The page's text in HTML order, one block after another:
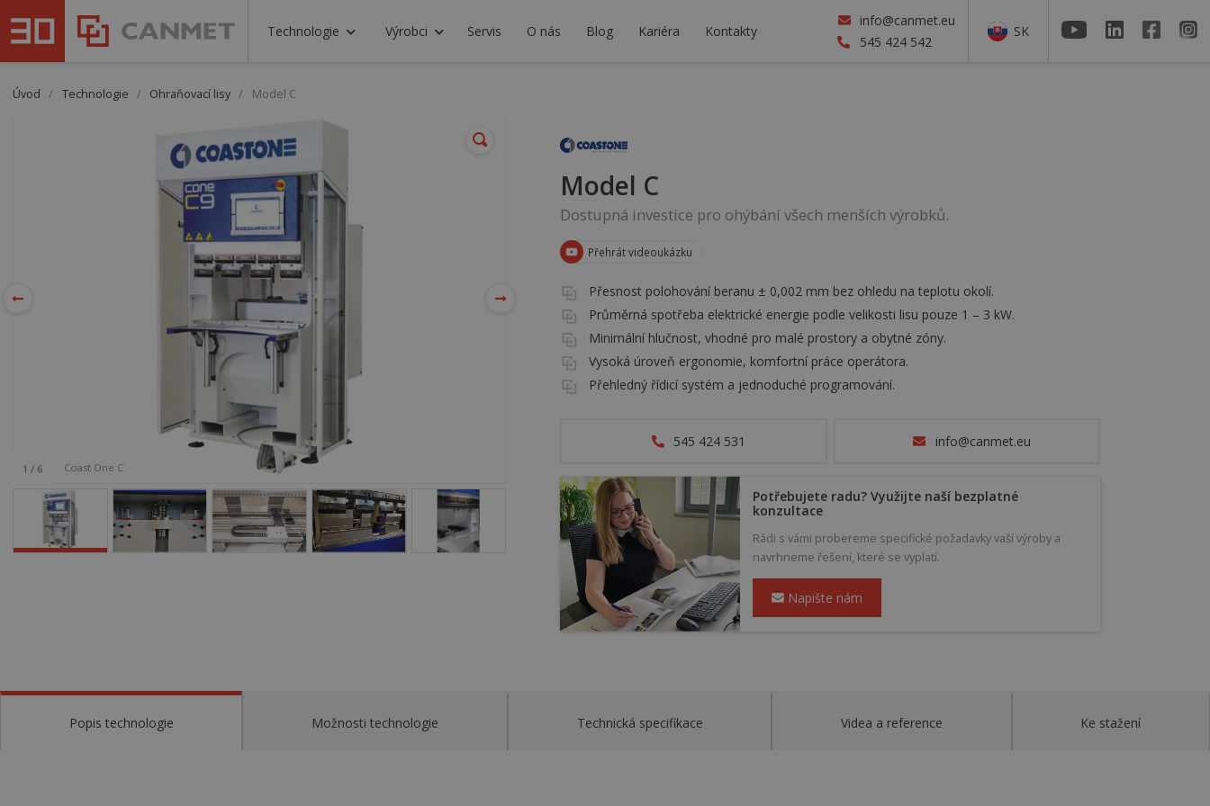
Technologie Výrobci Servis O nás Blog Kariéra Kontakty
info@canmet.eu
545 424 542
SK
Úvod / Technologie / Ohraňovací lisy / Model C
1 / 6 Coast One C
Model C
Dostupná investice pro ohýbání všech menších výrobků.
Přehrát videoukázku
Přesnost polohování beranu ± 0,002 mm bez ohledu na teplotu okolí.
Průměrná spotřeba elektrické energie podle velikosti lisu pouze 1 – 3 kW.
Minimální hlučnost, vhodné pro malé prostory a obytné zóny.
Vysoká úroveň ergonomie, komfortní práce operátora.
Přehledný řídicí systém a jednoduché programování.
545 424 531 info@canmet.eu
Potřebujete radu? Využijte naší bezplatné
konzultace
Rádi s vámi probereme specifické požadavky vaší výroby a
navrhneme řešení, které se vyplatí.
Napište nám
Popis technologie Možnosti technologie Technická specifikace Videa a reference Ke stažení